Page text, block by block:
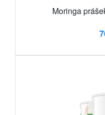
Moringa